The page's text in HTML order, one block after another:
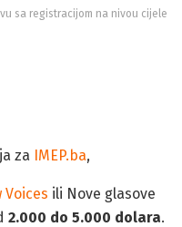
sa registracijom na nivou cijele
za IMEP.ba,
Voices ili Nove glasove
2.000 do 5.000 dolara.